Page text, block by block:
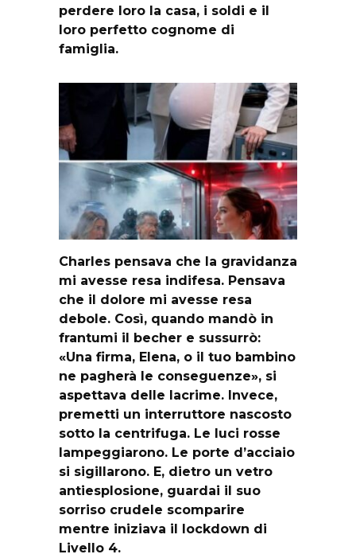
perdere loro la casa, i soldi e il
loro perfetto cognome di
famiglia.
Charles pensava che la gravidanza
mi avesse resa indifesa. Pensava
che il dolore mi avesse resa
debole. Così, quando mandò in
frantumi il becher e sussurrò:
«Una firma, Elena, o il tuo bambino
ne pagherà le conseguenze», si
aspettava delle lacrime. Invece,
premetti un interruttore nascosto
sotto la centrifuga. Le luci rosse
lampeggiarono. Le porte d’acciaio
si sigillarono. E, dietro un vetro
antiesplosione, guardai il suo
sorriso crudele scomparire
mentre iniziava il lockdown di
Livello 4.